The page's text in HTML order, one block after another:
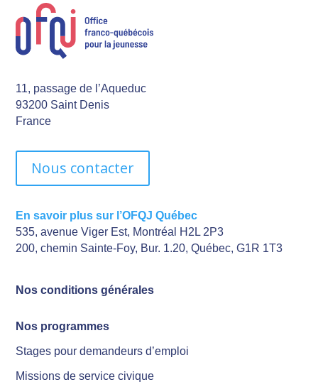
11, passage de l’Aqueduc
93200 Saint Denis
France
Nous contacter
En savoir plus sur l’OFQJ Québec
535, avenue Viger Est, Montréal H2L 2P3
200, chemin Sainte-Foy, Bur. 1.20, Québec, G1R 1T3
Nos conditions générales
Nos programmes
Stages pour demandeurs d’emploi
Missions de service civique